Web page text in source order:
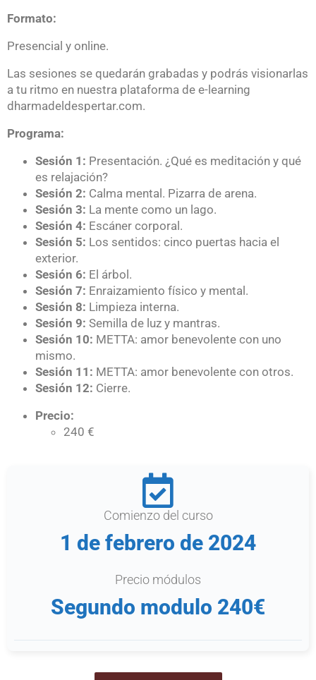
Formato:
Presencial y online.
Las sesiones se quedarán grabadas y podrás visionarlas
a tu ritmo en nuestra plataforma de e-learning
dharmadeldespertar.com.
Programa:
Sesión 1: Presentación. ¿Qué es meditación y qué
es relajación?
Sesión 2: Calma mental. Pizarra de arena.
Sesión 3: La mente como un lago.
Sesión 4: Escáner corporal.
Sesión 5: Los sentidos: cinco puertas hacia el
exterior.
Sesión 6: El árbol.
Sesión 7: Enraizamiento físico y mental.
Sesión 8: Limpieza interna.
Sesión 9: Semilla de luz y mantras.
Sesión 10: METTA: amor benevolente con uno
mismo.
Sesión 11: METTA: amor benevolente con otros.
Sesión 12: Cierre.
Precio:
240 €
Comienzo del curso
1 de febrero de 2024
Precio módulos
Segundo modulo 240€